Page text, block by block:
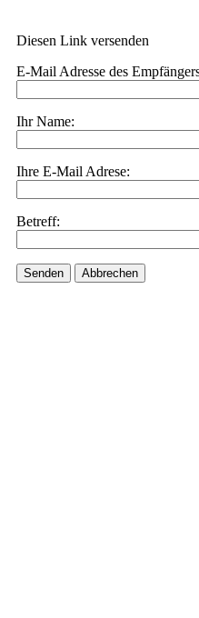
Diesen Link versenden
E-Mail Adresse des
Ihr Name:
Ihre E-Mail Adrese:
Betreff:
Senden Abbrechen